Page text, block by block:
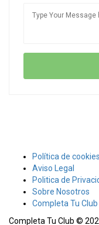
Política de cookies
Aviso Legal
Politica de
Sobre Nosotros
Completa Tu
Completa Tu Club ©